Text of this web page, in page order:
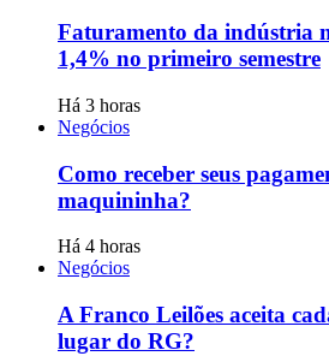
Faturamento da indústria
1,4% no primeiro semestre
Há 3 horas
Negócios
Como receber seus
maquininha?
Há 4 horas
Negócios
A Franco Leilões aceita
lugar do RG?